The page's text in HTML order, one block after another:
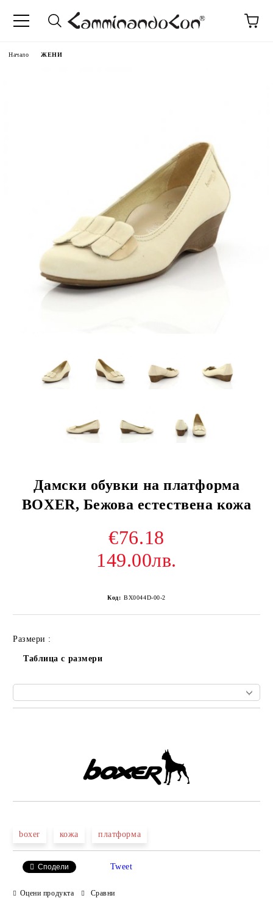
Начало ЖЕНИ
Дамски обувки на платформа
BOXER, Бежова естествена кожа
€76.18
149.00лв.
Код: BX0044D-00-2
Размери :
Таблица с размери
boxer кожа платформа
Сподели Tweet
Оцени продукта Сравни